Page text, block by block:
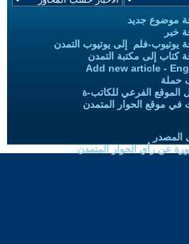
موضوع جديد
خبر
يوتيوب-فلم إلى يوتيوب التمدن
كتاب إلى مكتبة التمدن
Add new article -
حملة
الموقع الفرعي للكاتب-ة
في موقع الحوار المتمدن
المصدر
عن رأي الحوار المتمدن